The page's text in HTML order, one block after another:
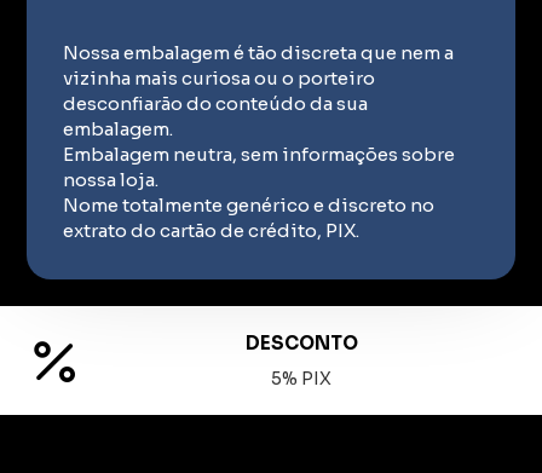
Nossa embalagem é tão discreta que nem a
vizinha mais curiosa ou o porteiro
desconfiarão do conteúdo da sua
embalagem.
Embalagem neutra, sem informações sobre
nossa loja.
Nome totalmente genérico e discreto no
extrato do cartão de crédito, PIX.
DESCONTO
5% PIX